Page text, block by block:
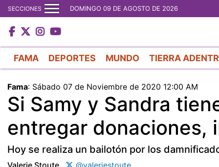
SECCIONES DOMINGO 09 DE AGOSTO DE 2026
FAMA DEPORTES MUNDO TIERRA
Fama: Sábado 07 de Noviembre de 2020 12:00 AM
Si Samy y Sandra
entregar donaciones,
Hoy se realiza un bailotón por los
Valerie Stoute @valeriestoute